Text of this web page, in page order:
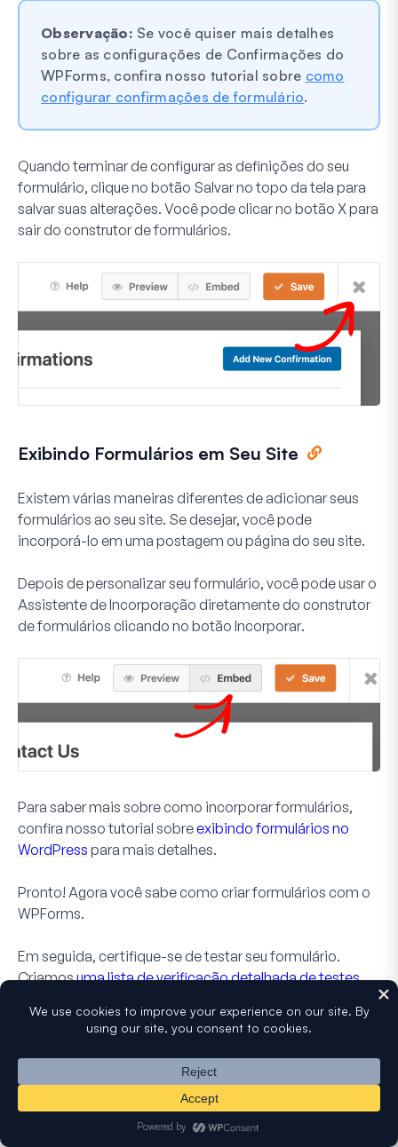
Observação: Se você quiser mais detalhes
sobre as configurações de Confirmações do
WPForms, confira nosso tutorial sobre como
configurar confirmações de formulário.
Quando terminar de configurar as definições do seu
formulário, clique no botão Salvarno topo da tela para
salvar suas alterações. Você pode clicar no botão Xpara
sair do construtor de formulários.
Exibindo Formulários em Seu Site
Existem várias maneiras diferentes de adicionar seus
formulários ao seu site. Se desejar, você pode
incorporá-lo em uma postagem ou página do seu site.
Depois de personalizar seu formulário, você pode usar o
Assistente de Incorporação diretamente do construtor
de formulários clicando no botão Incorporar.
Para saber mais sobre como incorporar formulários,
confira nosso tutorial sobreexibindo formulários no
WordPress para mais detalhes.
Pronto! Agora você sabe como criar formulários com o
WPForms.
Em seguida, certifique-se de testar seu formulário.
Criamosuma lista de verificação detalhada de testes
aparência e funcione exatamente como você deseja.
Este artigo foi útil?